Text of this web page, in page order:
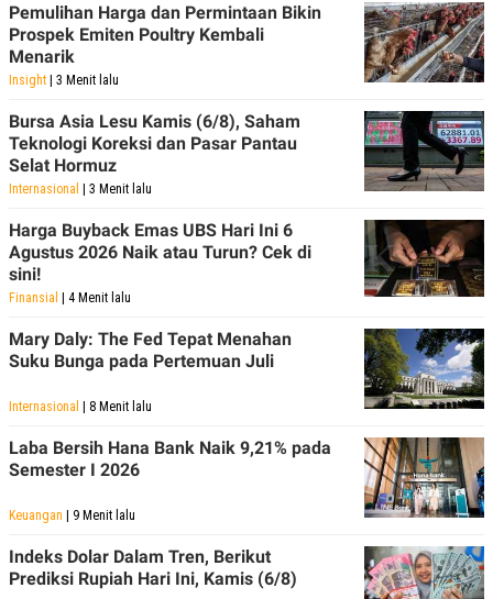
P
E
R
E
R
T
I
S
N
G
K
G
E
I
A
.
D
SITEMAP PROFILETERM
USE
PEDOMAN
SIBER
POLICY
Pemulihan Harga dan Permintaan Bikin
Prospek Emiten Poultry Kembali
Menarik
Insight | 3 Menit lalu
Bursa Asia Lesu Kamis (6/8), Saham
Teknologi Koreksi dan Pasar Pantau
Selat Hormuz
Internasional | 3 Menit lalu
Harga Buyback Emas UBS Hari Ini 6
Agustus 2026 Naik atau Turun? Cek di
sini!
Finansial | 4 Menit lalu
Mary Daly: The Fed Tepat Menahan
Suku Bunga pada Pertemuan Juli
Internasional | 8 Menit lalu
Laba Bersih Hana Bank Naik 9,21% pada
Semester I 2026
Keuangan | 9 Menit lalu
Indeks Dolar Dalam Tren, Berikut
Prediksi Rupiah Hari Ini, Kamis (6/8)